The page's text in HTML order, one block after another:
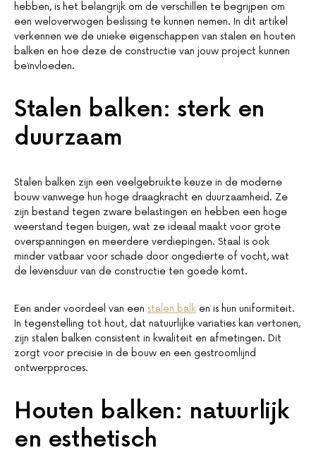
hebben, is het belangrijk om de verschillen te begrijpen om
een weloverwogen beslissing te kunnen nemen. In dit artikel
verkennen we de unieke eigenschappen van stalen en houten
balken en hoe deze de constructie van jouw project kunnen
beïnvloeden.
Stalen balken: sterk en
duurzaam
Stalen balken zijn een veelgebruikte keuze in de moderne
bouw vanwege hun hoge draagkracht en duurzaamheid. Ze
zijn bestand tegen zware belastingen en hebben een hoge
weerstand tegen buigen, wat ze ideaal maakt voor grote
overspanningen en meerdere verdiepingen. Staal is ook
minder vatbaar voor schade door ongedierte of vocht, wat
de levensduur van de constructie ten goede komt.
Een ander voordeel van een stalen balk en is hun uniformiteit.
In tegenstelling tot hout, dat natuurlijke variaties kan vertonen,
zijn stalen balken consistent in kwaliteit en afmetingen. Dit
zorgt voor precisie in de bouw en een gestroomlijnd
ontwerpproces.
Houten balken: natuurlijk
en esthetisch